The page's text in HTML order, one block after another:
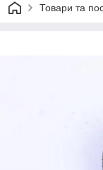
Товари та